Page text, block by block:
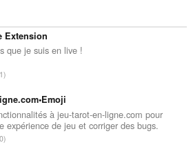
Extension
que je suis en live !
1
à jeu-tarot-en-ligne.com pour
expérience de jeu et corriger des bugs.
0